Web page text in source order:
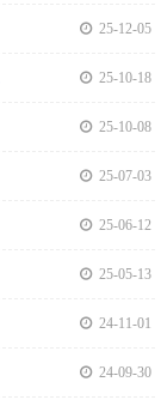
| 25-12-05
| 25-10-18
| 25-10-08
| 25-07-03
| 25-06-12
| 25-05-13
| 24-11-01
| 24-09-30